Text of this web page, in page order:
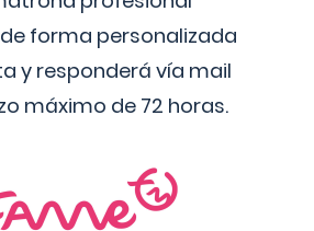
forma personalizada
y responderá vía mail
máximo de 72 horas.